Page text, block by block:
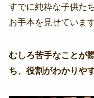
すでに純粋な子供た
お手本を見せています
むしろ苦手なことが
ち、役割がわかりや